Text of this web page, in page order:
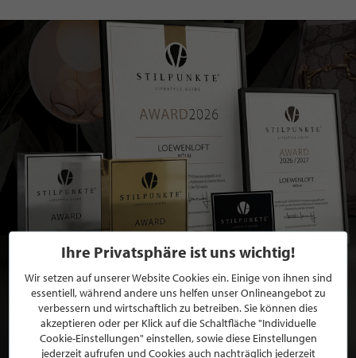
BEWERBEN SIE SICH FÜR EINE GRATIS
MITGLIEDSCHAFT BEI STILPUNKTE®
JETZT GRATIS BEWERBEN
Ihre Privatsphäre ist uns wichtig!
Wir setzen auf unserer Website Cookies ein. Einige von ihnen sind
essentiell, während andere uns helfen unser Onlineangebot zu
verbessern und wirtschaftlich zu betreiben. Sie können dies
akzeptieren oder per Klick auf die Schaltfläche "Individuelle
Cookie-Einstellungen" einstellen, sowie diese Einstellungen
jederzeit aufrufen und Cookies auch nachträglich jederzeit